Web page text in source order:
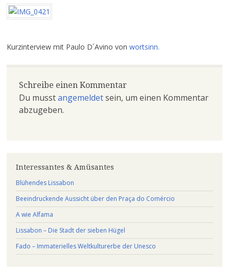
Kurzinterview mit Paulo D´Avino von wortsinn.
Schreibe einen Kommentar
Du musstangemeldetsein, um einen Kommentar
abzugeben.
Interessantes & Amüsantes
Blühendes Lissabon
Beeindruckende Aussicht über den Praça do Comércio
A wie Alfama
Lissabon – Die Stadt der sieben Hügel
Fado – Immaterielles Weltkulturerbe der Unesco